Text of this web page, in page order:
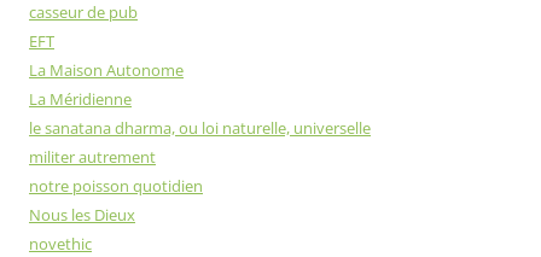
casseur de pub
EFT
La Maison Autonome
La Méridienne
le sanatana dharma, ou loi naturelle, universelle
militer autrement
notre poisson quotidien
Nous les Dieux
novethic